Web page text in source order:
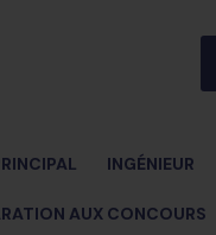
INGÉNIEUR
AUX CONCOURS